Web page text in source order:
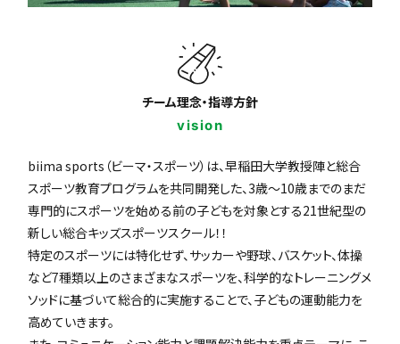
チーム理念・指導方針
vision
biima sports（ビーマ・スポーツ）は、早稲田大学教授陣と総合
スポーツ教育プログラムを共同開発した、3歳〜10歳までのまだ
専門的にスポーツを始める前の子どもを対象とする21世紀型の
新しい総合キッズスポーツスクール！！
特定のスポーツには特化せず、サッカーや野球、バスケット、体操
など7種類以上のさまざまなスポーツを、科学的なトレーニングメ
ソッドに基づいて総合的に実施することで、子どもの運動能力を
高めていきます。